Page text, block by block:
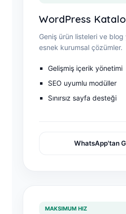
WordPress
Geniş ürün listeleri ve blog
esnek kurumsal çözümler.
Gelişmiş içerik yönetimi
SEO uyumlu modüller
Sınırsız sayfa desteği
WhatsApp'tan
MAKSIMUM HIZ